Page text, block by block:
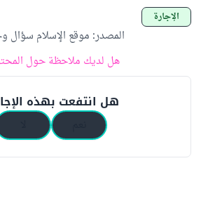
الإجارة
المصدر: موقع الإسلام سؤال
هل لديك ملاحظة حول
هل انتفعت بهذه